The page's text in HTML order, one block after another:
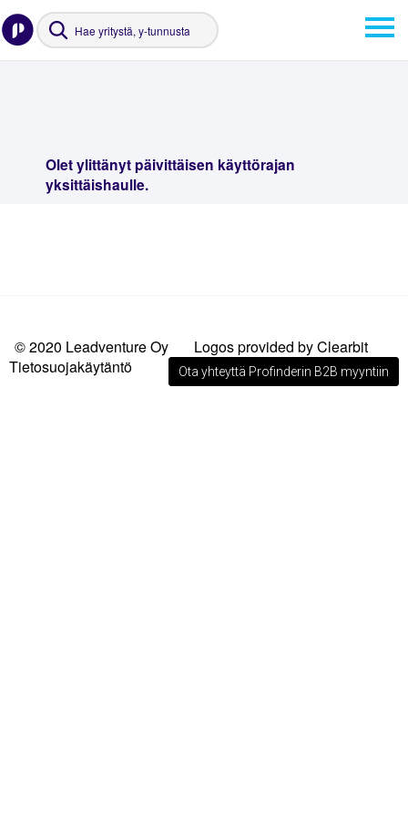
Olet ylittänyt päivittäisen käyttörajan
yksittäishaulle.
© 2020 Leadventure Oy
Logos provided by Clearbit
Tietosuojakäytäntö
Ota yhteyttä Profinderin B2B myyntiin